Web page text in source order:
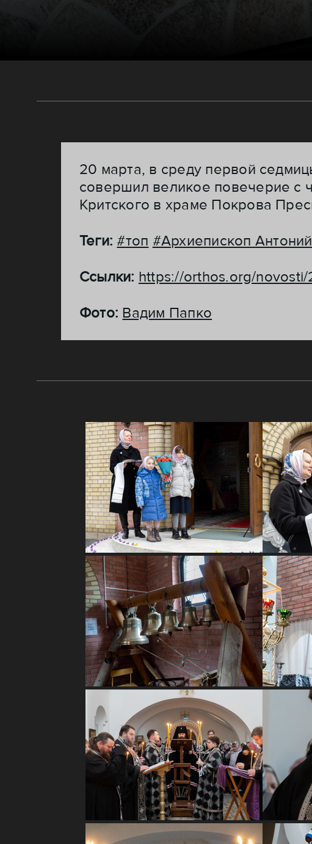
20 марта, в среду первой
совершил великое повечерие с
Критского в храме Покрова
Теги:#топ #Архиепископ Антоний
Ссылки: https://orthos.org/
Фото: Вадим Папко